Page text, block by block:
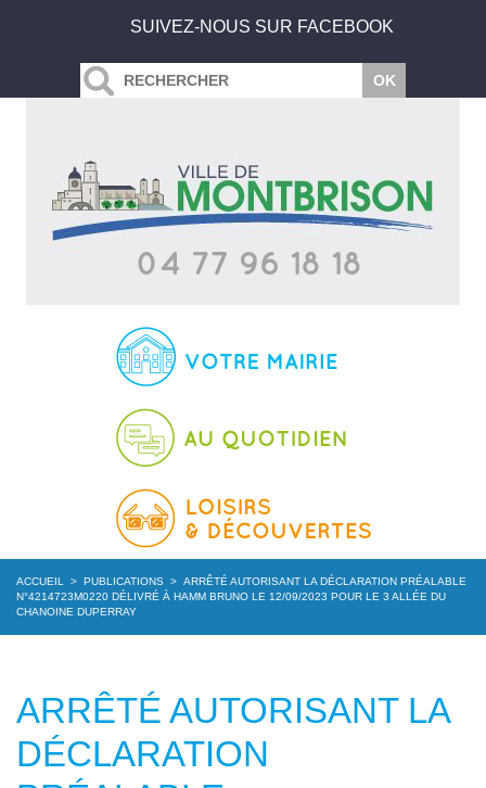
SUIVEZ-NOUS SUR FACEBOOK
ACCUEIL > PUBLICATIONS > ARRÊTÉ AUTORISANT LA DÉCLARATION PRÉALABLE
N°4214723M0220 DÉLIVRÉ À HAMM BRUNO LE 12/09/2023 POUR LE 3 ALLÉE DU
CHANOINE DUPERRAY
ARRÊTÉ AUTORISANT LA
DÉCLARATION